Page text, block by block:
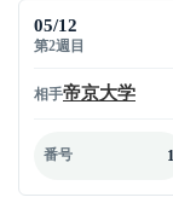
05/12
第2週目
相手帝京大学
番号 1